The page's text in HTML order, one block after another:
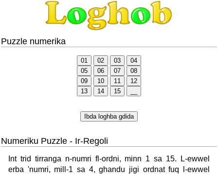
Puzzle numerika
Numeriku Puzzle - Ir-Regoli
Int trid tirranga n-numri fl-ordni, minn 1 sa 15. L-ewwel
erba 'numri, mill-1 sa 4, ghandu jigi ordnat fuq l-ewwel